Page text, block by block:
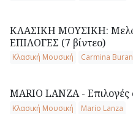
ΚΛΑΣΙΚΗ ΜΟΥΣΙΚΗ:
ΕΠΙΛΟΓΕΣ (7 βίντεο)
Κλασική Μουσική Carmina
MARIO LANZA - Επιλογές
Κλασική Μουσική Mario Lanza